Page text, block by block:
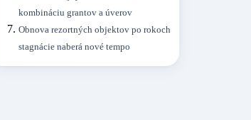
kombináciu grantov a úverov
Obnova rezortných objektov po rokoch
stagnácie naberá nové tempo